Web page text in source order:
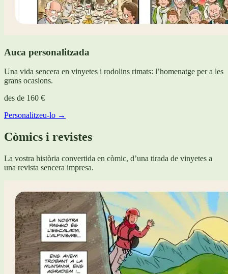
Auca personalitzada
Una vida sencera en vinyetes i rodolins rimats: l’homenatge per a les
grans ocasions.
des de 160 €
Personalitzeu-lo →
Còmics i revistes
La vostra història convertida en còmic, d’una tirada de vinyetes a
una revista sencera impresa.